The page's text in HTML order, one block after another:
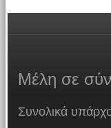
Μέλη σε
Συνολικά